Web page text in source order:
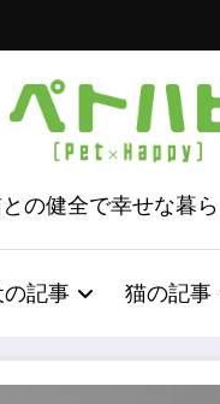
の健全で幸せな暮
の記事 猫の記事